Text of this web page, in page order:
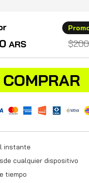
ARS
COMPRAR
instante
cualquier dispositivo
tiempo